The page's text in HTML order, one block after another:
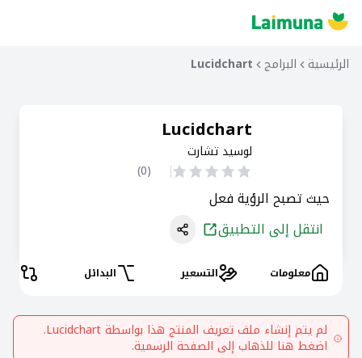
الرئيسية البرامج Lucidchart
Lucidchart
لوسيد تشارت
(
0
)
حيث تصبح الرؤية فعل
انتقل إلى التطبيق
معلومات التسعير البدائل
لم يتم إنشاء ملف تعريف المنتج هذا بواسطةLucidchart
.
اضغط هنا للذهاب إلى الصفحة الرسمية.